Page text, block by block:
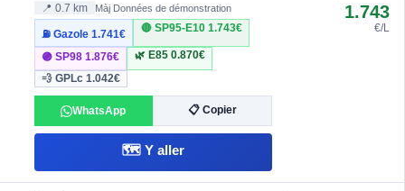
📍 0.7 km Màj Données de démonstration
⛽ Gazole1.741€
🔴 SP95-E10 1.743€
🟣 SP981.876€ 🌿 E85 0.870€
💨 GPLc1.042€
WhatsApp 📋 Copier
🗺️ Y aller
1.743
€/L